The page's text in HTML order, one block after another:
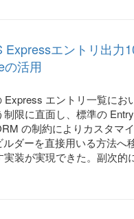
Expressエントリ出力
の活用
Express エントリ一覧にお
制限に直面し、標準の
の制約によりカスタマ
ルダーを直接用いる方法へ
実装が実現できた。副次